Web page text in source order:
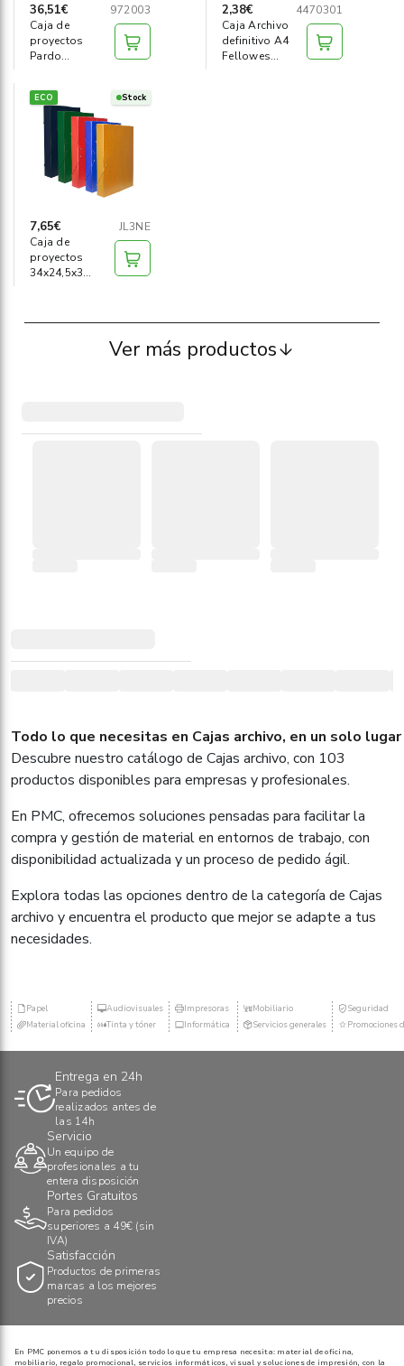
36,51€
972003
Caja de
proyectos
Pardo
2,38€
4470301
Caja Archivo
definitivo A4
Fellowes
ECO Stock
7,65€
JL3NE
Caja de
proyectos
34x24,5x3
Ver más productos
Todo lo que necesitas en Cajas archivo, en un solo lugar
Descubre nuestro catálogo de Cajas archivo, con 103
productos disponibles para empresas y profesionales.
En PMC, ofrecemos soluciones pensadas para facilitar la
compra y gestión de material en entornos de trabajo, con
disponibilidad actualizada y un proceso de pedido ágil.
Explora todas las opciones dentro de la categoría de Cajas
archivo y encuentra el producto que mejor se adapte a tus
necesidades.
Papel
Material oficina
Audiovisuales
Tinta y tóner
Impresoras
Informática
Mobiliario
Servicios generales
Seguridad
Promociones
Entrega en 24h
Para pedidos
realizados antes de
las 14h
Servicio
Un equipo de
profesionales a tu
entera disposición
Portes Gratuitos
Para pedidos
superiores a 49€ (sin
IVA)
Satisfacción
Productos de primeras
marcas a los mejores
precios
En PMC ponemos a tu disposición todo lo que tu empresa necesita: material de oficina,
mobiliario, regalo promocional, servicios informáticos, visual y soluciones de impresión, con la